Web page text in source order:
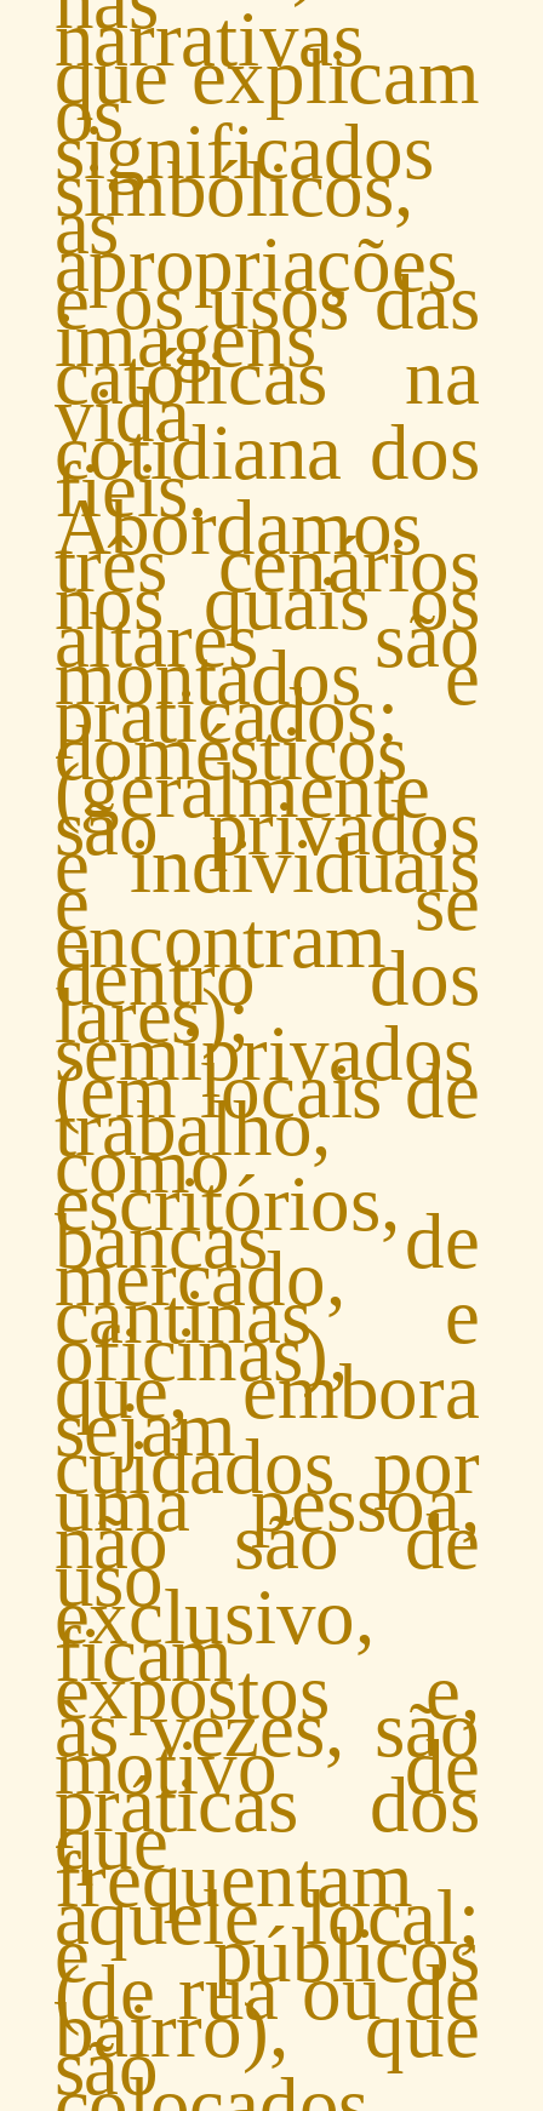
narrativas
que explicam
os
significados
simbólicos,
as
apropriações
e os usos das
imagens
católicas na
vida
cotidiana dos
fiéis.
Abordamos
três cenários
nos quais os
altares são
montados e
praticados:
domésticos
(geralmente
são privados
e individuais
e se
encontram
dentro dos
lares);
semiprivados
(em locais de
trabalho,
como
escritórios,
bancas de
mercado,
cantinas e
oficinas),
que, embora
sejam
cuidados por
uma pessoa,
não são de
uso
exclusivo,
ficam
expostos e,
às vezes, são
motivo de
práticas dos
que
frequentam
aquele local;
e públicos
(de rua ou de
bairro), que
são